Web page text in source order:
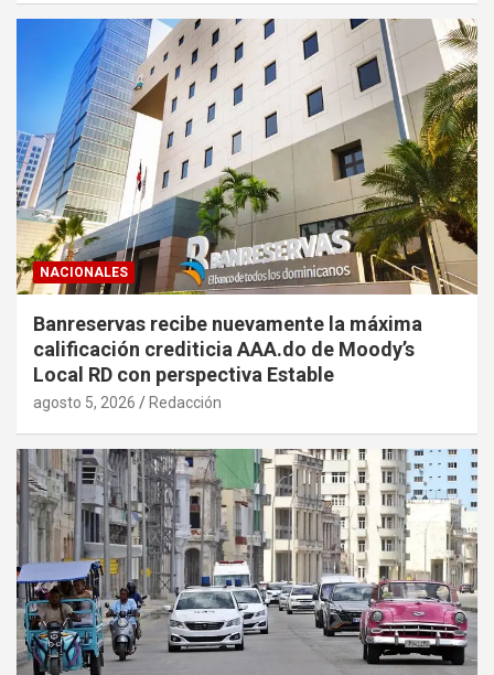
NACIONALES
Banreservas recibe nuevamente la máxima
calificación crediticia AAA.do de Moody’s
Local RD con perspectiva Estable
agosto 5, 2026 Redacción